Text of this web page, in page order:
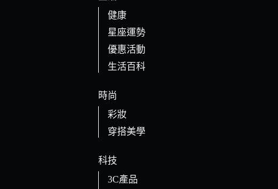
健康
星座運勢
優惠活動
生活百科
時尚
彩妝
穿搭美學
科技
3C產品